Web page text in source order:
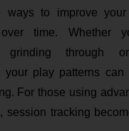
ways to improve
over time. Whether
through
your play patterns
For those using
, session tracking